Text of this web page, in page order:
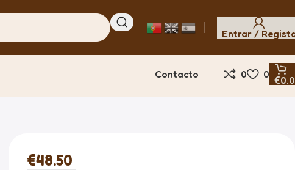
Entrar /
Contacto 0 0 €
€48.50